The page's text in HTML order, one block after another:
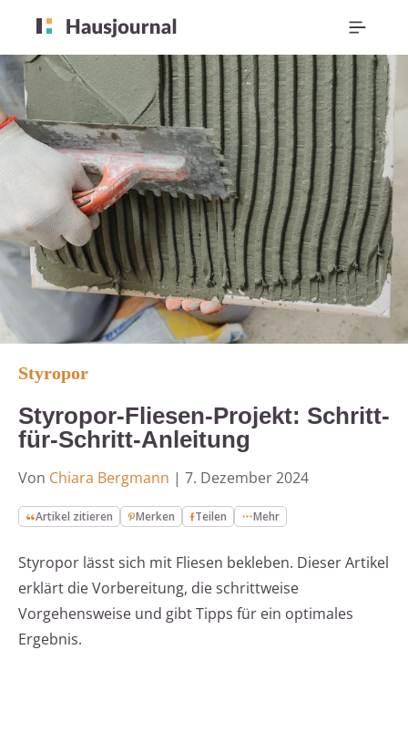
Styropor
Styropor-Fliesen-Projekt: Schritt-
für-Schritt-Anleitung
Von Chiara Bergmann | 7. Dezember 2024
Artikel zitieren Merken Teilen Mehr
Styropor lässt sich mit Fliesen bekleben. Dieser Artikel
erklärt die Vorbereitung, die schrittweise
Vorgehensweise und gibt Tipps für ein optimales
Ergebnis.